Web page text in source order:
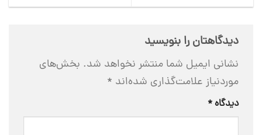
دیدگاهتان را بنویسید
نشانی ایمیل شما منتشر نخواهد شد. بخش‌های
موردنیاز علامت‌گذاری شده‌اند *
دیدگاه*